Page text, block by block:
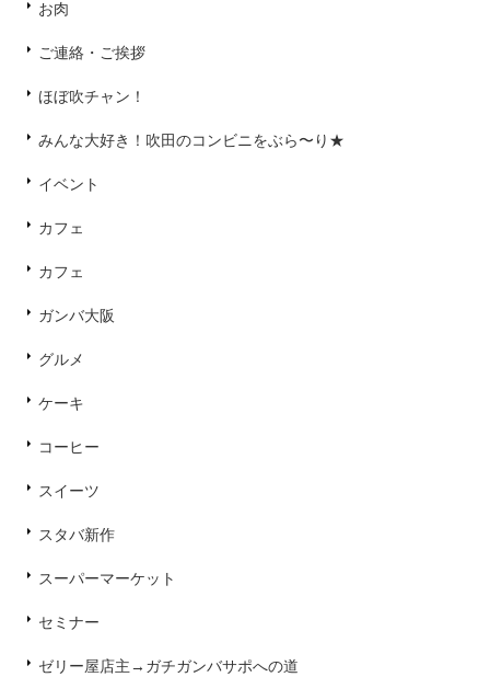
お肉
ご連絡・ご挨拶
ほぼ吹チャン！
みんな大好き！吹田のコンビニをぶら〜り★
イベント
カフェ
カフェ
ガンバ大阪
グルメ
ケーキ
コーヒー
スイーツ
スタバ新作
スーパーマーケット
セミナー
ゼリー屋店主→ガチガンバサポへの道